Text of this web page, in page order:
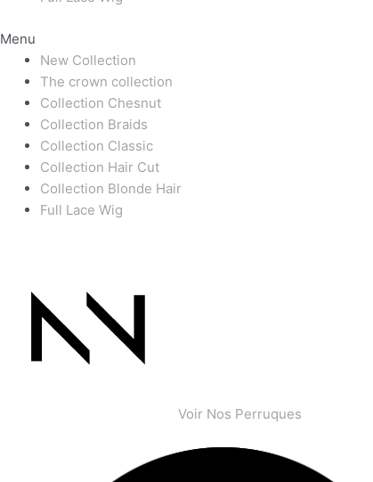
Menu
New Collection
The crown collection
Collection Chesnut
Collection Braids
Collection Classic
Collection Hair Cut
Collection Blonde Hair
Full Lace Wig
Voir Nos Perruques